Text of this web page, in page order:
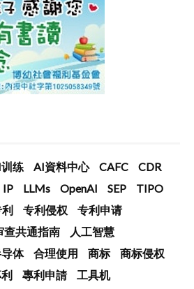
练 AI資料中心 CAFC
CDR
IP LLMs OpenAI SEP
TIPO
专利侵权
专利申请
查共通指南
人工智慧
体 合理使用 商标
商标侵权
專利申請
工具机